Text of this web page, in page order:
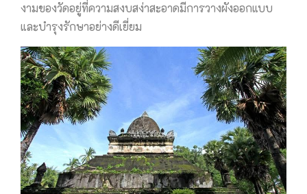
งามของวัดอยู่ที่ความสงบสง่าสะอาดมีการวางผังออกแบบ
และบำรุงรักษาอย่างดีเยี่ยม